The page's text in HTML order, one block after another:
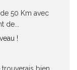
50 Km avec
de...
!